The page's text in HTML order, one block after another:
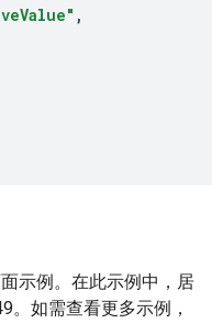
,
示例。在此示例中，居
。如需查看更多示例，